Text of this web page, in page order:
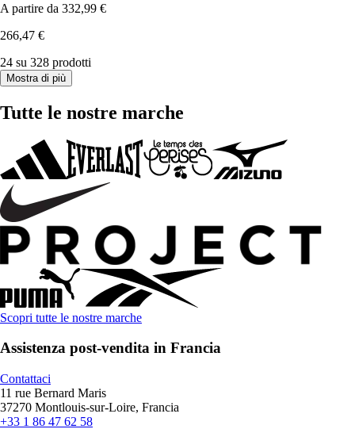
A partire da 332,99 €
266,47 €
24 su 328 prodotti
Mostra di più
Tutte le nostre marche
Scopri tutte le nostre marche
Assistenza post-vendita in Francia
Contattaci
11 rue Bernard Maris
37270 Montlouis-sur-Loire, Francia
+33 1 86 47 62 58